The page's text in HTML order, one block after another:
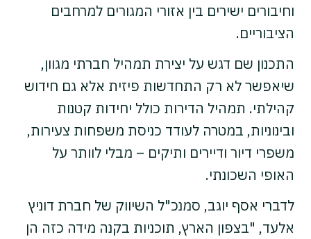
וחיבורים ישירים בין אזורי המגורים למרחבים
הציבוריים.
התכנון שם דגש על יצירת תמהיל חברתי מגוון,
שיאפשר לא רק התחדשות פיזית אלא גם חידוש
קהילתי. תמהיל הדירות כולל יחידות קטנות
ובינוניות, במטרה לעודד כניסת משפחות צעירות,
משפרי דיור ודיירים ותיקים – מבלי לוותר על
האופי השכונתי.
לדברי אסף יוגב, סמנכ"ל השיווק של חברת דוניץ
אלעד, "בצפון הארץ, תוכניות בקנה מידה כזה הן